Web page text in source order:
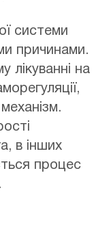
системи
причинами.
лікуванні на
в інших
процес